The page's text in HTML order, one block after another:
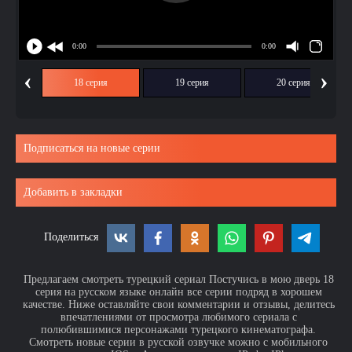
‹ 18 серия 19 серия 20 серия ›
Подписаться на новые серии
Добавить в закладки
Поделиться
Предлагаем смотреть турецкий сериал Постучись в мою дверь 18
серия на русском языке онлайн все серии подряд в хорошем
качестве. Ниже оставляйте свои комментарии и отзывы, делитесь
впечатлениями от просмотра любимого сериала с
полюбившимися персонажами турецкого кинематографа.
Смотреть новые серии в русской озвучке можно с мобильного